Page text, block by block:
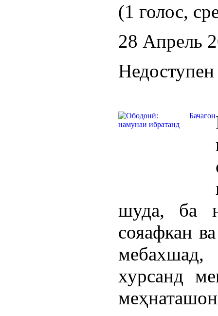
(1 голос,
28 Апрель
шуда, ба
сояафкан
мебахшад,
хурсанд
меҳнаташон